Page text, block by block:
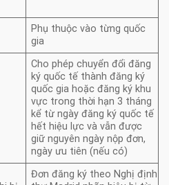
Phụ thuộc vào từng quốc
gia
Cho phép chuyển đổi đăng
ký quốc tế thành đăng ký
quốc gia hoặc đăng ký khu
vực trong thời hạn 3 tháng
kể từ ngày đăng ký quốc tế
hết hiệu lực và vẫn được
giữ nguyên ngày nộp đơn,
ngày ưu tiên (nếu có)
Đơn đăng ký theo Nghị định